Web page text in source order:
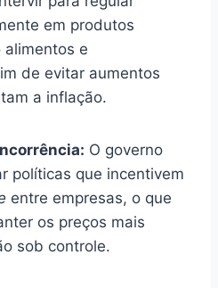
em produtos
alimentos e
de evitar aumentos
a inflação.
O governo
políticas que incentivem
entre empresas, o que
os preços mais
sob controle.